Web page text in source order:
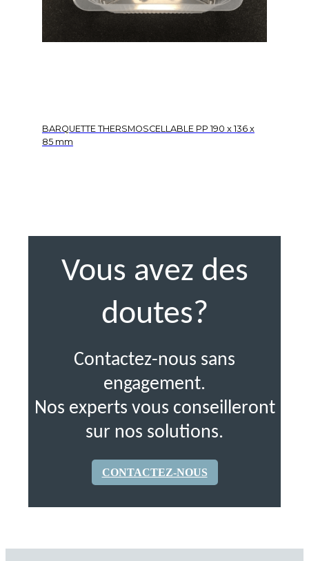
BARQUETTE THERSMOSCELLABLE PP 190 x 136 x
85 mm
Vous avez des
doutes?
Contactez-nous sans
engagement.
Nos experts vous conseilleront
sur nos solutions.
CONTACTEZ-NOUS